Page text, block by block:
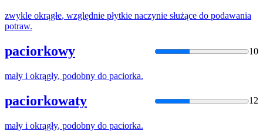
zwykle okrągłe, względnie płytkie naczynie służące do podawania
potraw.
paciorkowy 10
mały i okrągły, podobny do paciorka.
paciorkowaty 12
mały i okrągły, podobny do paciorka.